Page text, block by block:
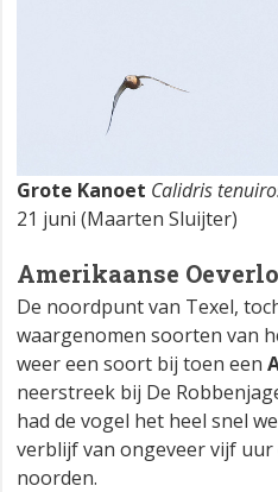
Grote Kanoet Calidris
21 juni (Maarten Sluijter)
Amerikaanse
De noordpunt van Texel,
waargenomen soorten van
weer een soort bij toen een
neerstreek bij De
had de vogel het heel snel
verblijf van ongeveer vijf
noorden.